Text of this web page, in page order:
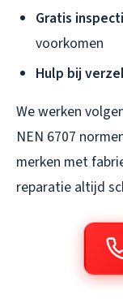
Gratis
voorkomen
Hulp bij
We werken
NEN 6707
merken met
reparatie altijd